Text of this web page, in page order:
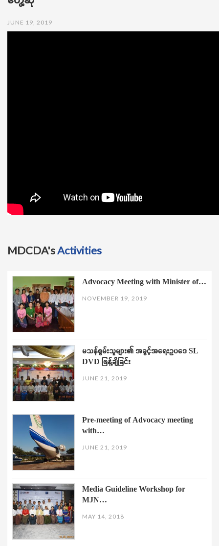
JUNE 19, 2019
MDCDA'sActivities
Advocacy Meeting with Minister of…
NOVEMBER 19, 2019
မသန်စွမ်းသူများ၏ အခွင့်အရေးဥပဒေ SL
DVD ဖြန့်ချိခြင်း
JUNE 21, 2019
Pre-meeting of Advocacy meeting
with…
JUNE 21, 2019
Media Guideline Workshop for
MJN…
MAY 14, 2018